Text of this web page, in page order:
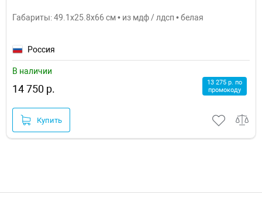
Габариты: 49.1x25.8x66 см • из мдф / лдсп • белая
Россия
В наличии
14 750 р.
13 275 р. по
промокоду
Купить